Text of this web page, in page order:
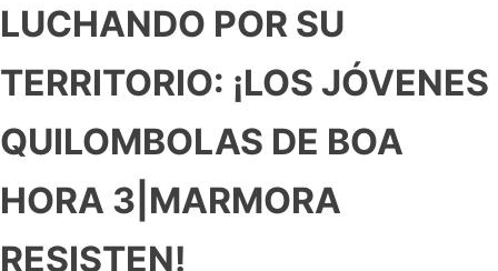
LUCHANDO POR SU
TERRITORIO: ¡LOS JÓVENES
QUILOMBOLAS DE BOA
HORA 3|MARMORA
RESISTEN!